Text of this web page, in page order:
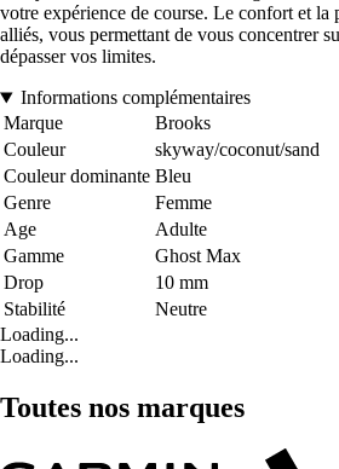
votre expérience de course. Le confort et la
alliés, vous permettant de vous concentrer
dépasser vos limites.
Informations complémentaires
Marque
Brooks
Couleur
skyway/coconut/sand
Couleur dominante Bleu
Genre
Femme
Age
Adulte
Gamme
Ghost Max
Drop
10 mm
Stabilité
Neutre
Loading...
Loading...
Toutes nos marques